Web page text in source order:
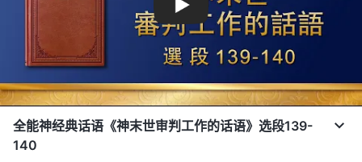
全能神经典话语《神末世审判工作的话语》选段139-
140